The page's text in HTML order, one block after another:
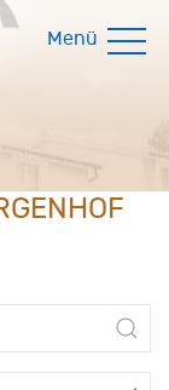
Menü